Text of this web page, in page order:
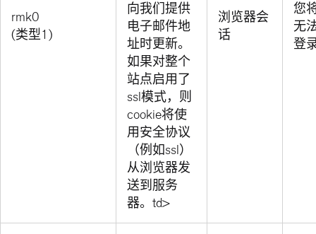
rmk0
(类型1)
向我们提供
电子邮件地
址时更新。
如果对整个
站点启用了
ssl模式，则
cookie将使
用安全协议
（例如ssl）
从浏览器发
送到服务
器。td>
浏览器会
话
您
无
登